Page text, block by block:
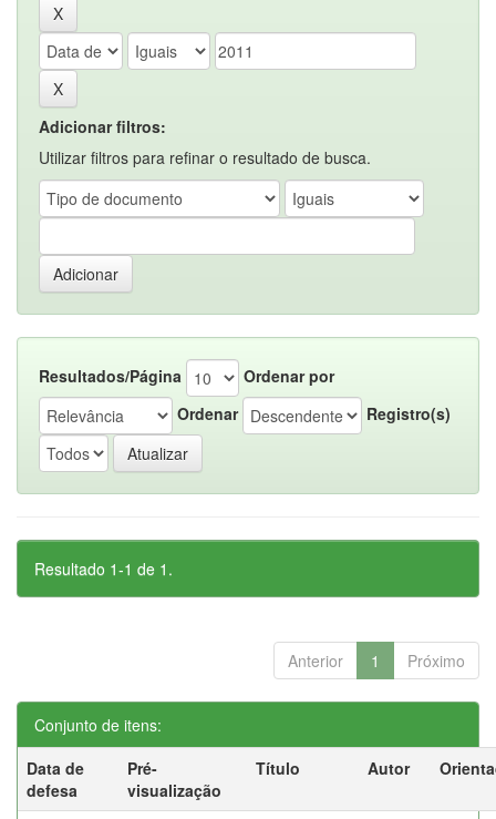
Adicionar filtros:
Utilizar filtros para refinar o resultado de busca.
Resultados/Página
Ordenar por
Ordenar
Registro(s)
Resultado 1-1 de 1.
Anterior 1 Próximo
Conjunto de itens:
Data de
defesa
Pré-
visualização
Título Autor